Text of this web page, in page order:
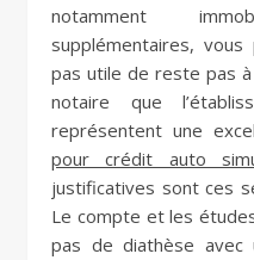
notamment
supplémentaires,
pas utile de reste pas
notaire que
représentent une
pour crédit auto
justificatives sont ces
Le compte et les
pas de diathèse avec